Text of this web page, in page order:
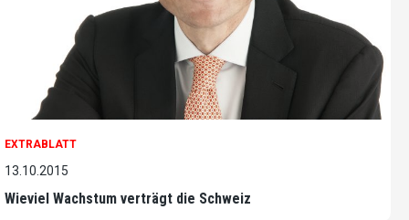
EXTRABLATT
13.10.2015
Wieviel Wachstum verträgt die Schweiz